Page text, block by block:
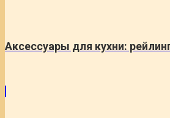
Аксессуары для кухни: